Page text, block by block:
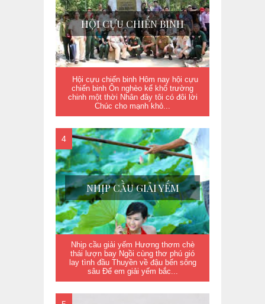
HỘI CỰU CHIẾN BINH
Hội cựu chiến binh Hôm nay hội cựu
chiến binh Ôn nghèo kể khổ trường
chinh một thời Nhân đây tôi có đôi lời
Chúc cho mạnh khỏ...
NHỊP CẦU GIẢI YẾM
Nhịp cầu giải yếm Hương thơm chè
thái lượn bay Ngồi cùng thơ phú gió
lay tình đầu Thuyền về đậu bến sông
sâu Để em giải yếm bắc...